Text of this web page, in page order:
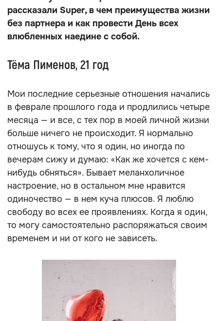
рассказали Super, в чем преимущества жизни
без партнера и как провести День всех
влюбленных наедине с собой.
Тёма Пименов, 21 год
Мои последние серьезные отношения начались
в феврале прошлого года и продлились четыре
месяца — и все, с тех пор в моей личной жизни
больше ничего не происходит. Я нормально
отношусь к тому, что я один, но иногда по
вечерам сижу и думаю: «Как же хочется с кем-
нибудь обняться». Бывает меланхоличное
настроение, но в остальном мне нравится
одиночество — в нем куча плюсов. Я люблю
свободу во всех ее проявлениях. Когда я один,
то могу самостоятельно распоряжаться своим
временем и ни от кого не зависеть.